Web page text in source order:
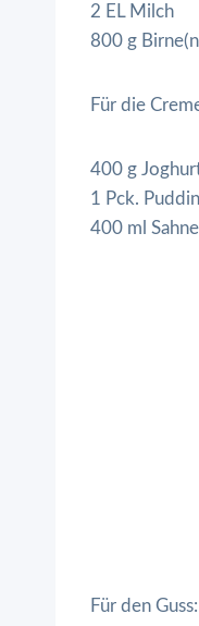
2 EL Milch
800 g
Für die
400 g
1 Pck.
400 ml Sahne
Für den Guss: